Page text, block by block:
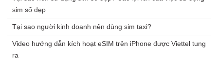
sim số đẹp
Tại sao người kinh doanh nên dùng sim taxi?
Video hướng dẫn kích hoạt eSIM trên iPhone được Viettel tung
ra